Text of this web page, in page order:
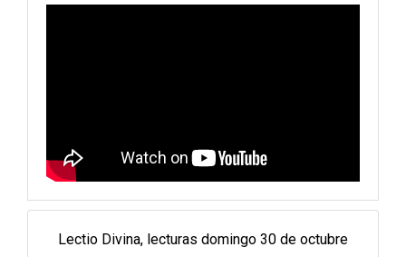
Lectio Divina, lecturas domingo 30 de octubre